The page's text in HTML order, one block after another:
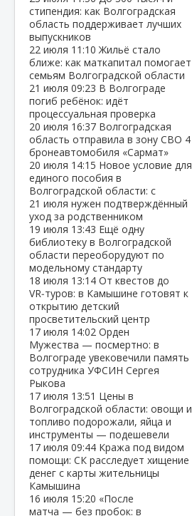
стипендия: как Волгоградская
область поддерживает лучших
выпускников
22 июля 11:10Жильё стало
ближе: как маткапитал помогает
семьям Волгоградской области
21 июля 09:23 В Волгограде
погиб ребёнок: идёт
процессуальная проверка
20 июля 16:37 Волгоградская
область отправила в зону СВО 4
бронеавтомобиля «Сармат»
20 июля 14:15 Новое условие для
единого пособия в
Волгоградской области: с
21 июля нужен подтверждённый
уход за родственником
19 июля 13:43 Ещё одну
библиотеку в Волгоградской
области переоборудуют по
модельному стандарту
18 июля 13:14 От квестов до
VR‑туров: в Камышине готовят к
открытию детский
просветительский центр
17 июля 14:02 Орден
Мужества — посмертно: в
Волгограде увековечили память
сотрудника УФСИН Сергея
Рыкова
17 июля 13:51 Цены в
Волгоградской области: овощи и
топливо подорожали, яйца и
инструменты — подешевели
17 июля 09:44 Кража под видом
помощи: СК расследует хищение
денег с карты жительницы
Камышина
16 июля 15:20 «После
матча — без пробок: в